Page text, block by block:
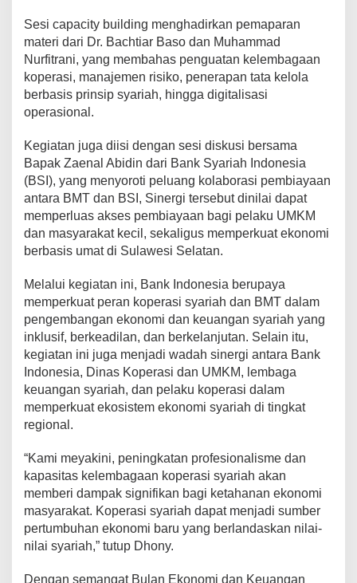
Sesi capacity building menghadirkan pemaparan
materi dari Dr. Bachtiar Baso dan Muhammad
Nurfitrani, yang membahas penguatan kelembagaan
koperasi, manajemen risiko, penerapan tata kelola
berbasis prinsip syariah, hingga digitalisasi
operasional.
Kegiatan juga diisi dengan sesi diskusi bersama
Bapak Zaenal Abidin dari Bank Syariah Indonesia
(BSI), yang menyoroti peluang kolaborasi pembiayaan
antara BMT dan BSI, Sinergi tersebut dinilai dapat
memperluas akses pembiayaan bagi pelaku UMKM
dan masyarakat kecil, sekaligus memperkuat ekonomi
berbasis umat di Sulawesi Selatan.
Melalui kegiatan ini, Bank Indonesia berupaya
memperkuat peran koperasi syariah dan BMT dalam
pengembangan ekonomi dan keuangan syariah yang
inklusif, berkeadilan, dan berkelanjutan. Selain itu,
kegiatan ini juga menjadi wadah sinergi antara Bank
Indonesia, Dinas Koperasi dan UMKM, lembaga
keuangan syariah, dan pelaku koperasi dalam
memperkuat ekosistem ekonomi syariah di tingkat
regional.
“Kami meyakini, peningkatan profesionalisme dan
kapasitas kelembagaan koperasi syariah akan
memberi dampak signifikan bagi ketahanan ekonomi
masyarakat. Koperasi syariah dapat menjadi sumber
pertumbuhan ekonomi baru yang berlandaskan nilai-
nilai syariah,” tutup Dhony.
Dengan semangat Bulan Ekonomi dan Keuangan